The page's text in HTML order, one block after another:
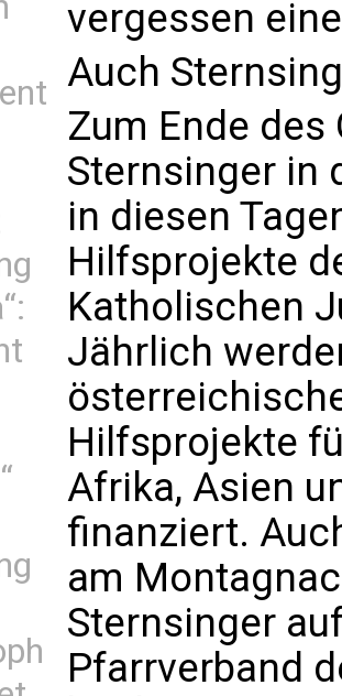
vergessen
Auch
Zum Ende
Sternsinger in
in diesen
Hilfsprojekte
Katholischen
Jährlich
Hilfsprojekte
Afrika, Asien
finanziert.
am
Sternsinger
Pfarrverband